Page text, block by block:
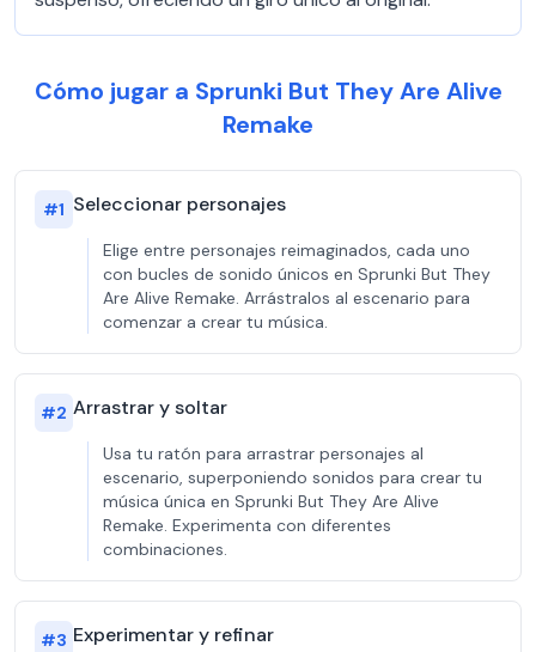
Cómo jugar a Sprunki But They Are Alive
Remake
#1 Seleccionar personajes
Elige entre personajes reimaginados, cada uno
con bucles de sonido únicos en Sprunki But They
Are Alive Remake. Arrástralos al escenario para
comenzar a crear tu música.
#2 Arrastrar y soltar
Usa tu ratón para arrastrar personajes al
escenario, superponiendo sonidos para crear tu
música única en Sprunki But They Are Alive
Remake. Experimenta con diferentes
combinaciones.
#3 Experimentar y refinar